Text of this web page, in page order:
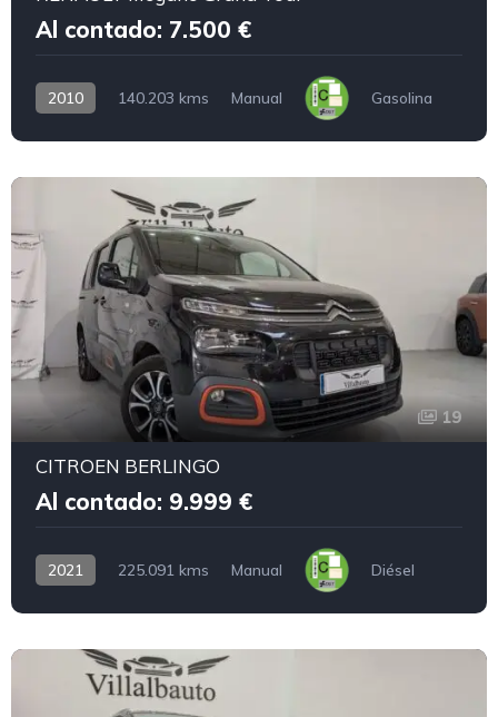
Al contado: 7.500 €
2010 140.203 kms Manual Gasolina
19
CITROEN BERLINGO
Al contado: 9.999 €
2021 225.091 kms Manual Diésel